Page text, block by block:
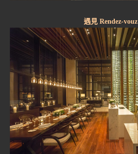
遇見 Rendez-vouz